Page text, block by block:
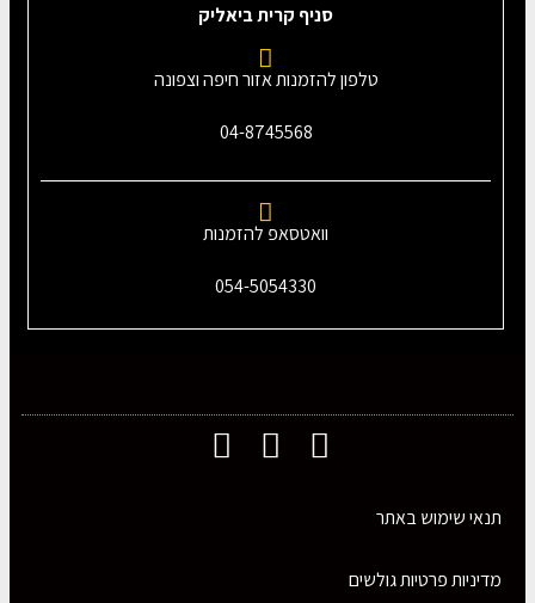
סניף קרית ביאליק
טלפון להזמנות אזור חיפה וצפונה
04-8745568
וואטסאפ להזמנות
054-5054330
תנאי שימוש באתר
מדיניות פרטיות גולשים